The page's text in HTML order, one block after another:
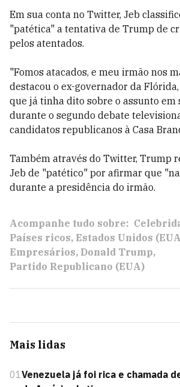
Em sua conta no Twitter, Jeb
"patética" a tentativa de Trump de
pelos atentados.
"Fomos atacados, e meu irmão nos
destacou o ex-governador da
que já tinha dito sobre o assunto em
durante o segundo debate
candidatos republicanos à Casa
Também através do Twitter, Trump
Jeb de "patético" por afirmar que
durante a presidência do irmão.
Acompanhe tudo sobre:
Países ricos Estados Unidos
Empresários Donald Trump
Partido Republicano (EUA)
Mais lidas
01Venezuela já foi rica e chamada